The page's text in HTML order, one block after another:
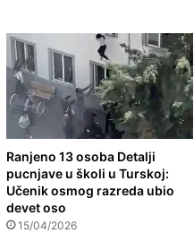
Ranjeno 13 osoba Detalji
pucnjave u školi u Turskoj:
Učenik osmog razreda ubio
devet oso
15/04/2026